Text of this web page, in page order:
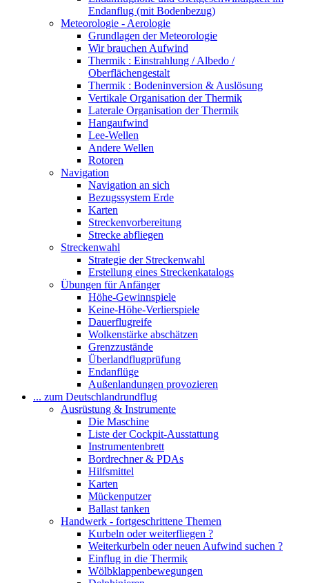
Endanflug (mit Bodenbezug)
Meteorologie - Aerologie
Grundlagen der Meteorologie
Wir brauchen Aufwind
Thermik : Einstrahlung / Albedo /
Oberflächengestalt
Thermik : Bodeninversion & Auslösung
Vertikale Organisation der Thermik
Laterale Organisation der Thermik
Hangaufwind
Lee-Wellen
Andere Wellen
Rotoren
Navigation
Navigation an sich
Bezugssystem Erde
Karten
Streckenvorbereitung
Strecke abfliegen
Streckenwahl
Strategie der Streckenwahl
Erstellung eines Streckenkatalogs
Übungen für Anfänger
Höhe-Gewinnspiele
Keine-Höhe-Verlierspiele
Dauerflugreife
Wolkenstärke abschätzen
Grenzzustände
Überlandflugprüfung
Endanflüge
Außenlandungen provozieren
... zum Deutschlandrundflug
Ausrüstung & Instrumente
Die Maschine
Liste der Cockpit-Ausstattung
Instrumentenbrett
Bordrechner & PDAs
Hilfsmittel
Karten
Mückenputzer
Ballast tanken
Handwerk - fortgeschrittene Themen
Kurbeln oder weiterfliegen ?
Weiterkurbeln oder neuen Aufwind suchen ?
Einflug in die Thermik
Wölbklappenbewegungen